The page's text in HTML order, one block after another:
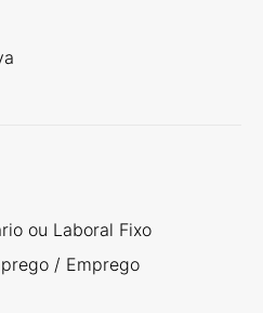
ou Laboral Fixo
/ Emprego